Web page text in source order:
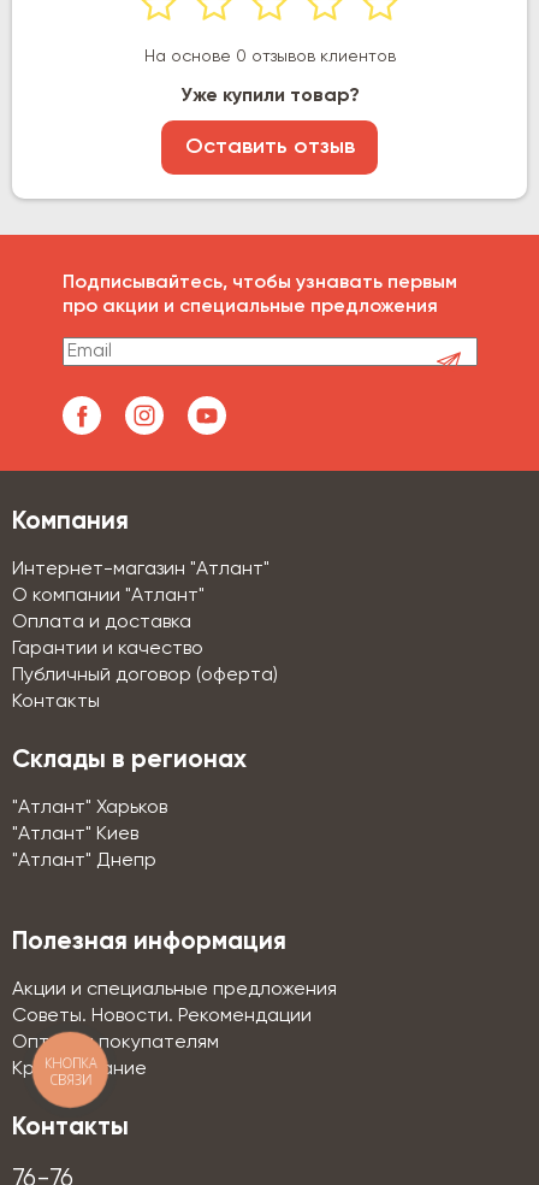
На основе 0 отзывов клиентов
Уже купили товар?
Оставить отзыв
Подписывайтесь, чтобы узнавать первым
про акции и специальные предложения
Компания
Интернет-магазин "Атлант"
О компании "Атлант"
Оплата и доставка
Гарантии и качество
Публичный договор (оферта)
Контакты
Склады в регионах
"Атлант" Харьков
"Атлант" Киев
"Атлант" Днепр
Полезная информация
Акции и специальные предложения
Советы. Новости. Рекомендации
Оптовым покупателям
Кредитование
Контакты
76-76
КНОПКА
СВЯЗИ